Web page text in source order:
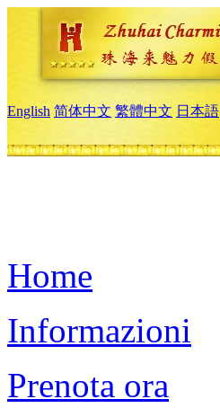
English 简体中文 繁體中文 日本語
Home
Informazioni
Prenota ora